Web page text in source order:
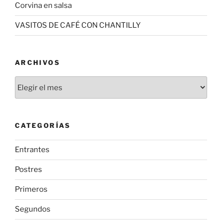
Corvina en salsa
VASITOS DE CAFÉ CON CHANTILLY
ARCHIVOS
CATEGORÍAS
Entrantes
Postres
Primeros
Segundos